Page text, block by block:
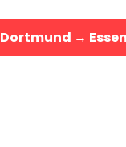
Dortmund → Essen